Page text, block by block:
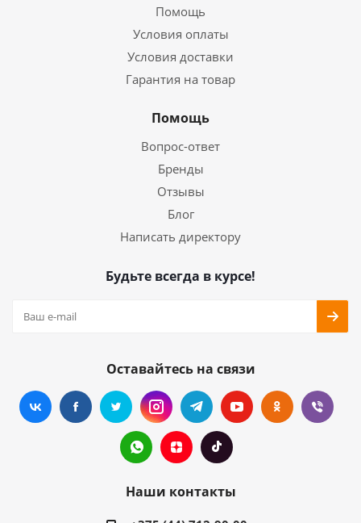
Помощь
Условия оплаты
Условия доставки
Гарантия на товар
Помощь
Вопрос-ответ
Бренды
Отзывы
Блог
Написать директору
Будьте всегда в курсе!
Оставайтесь на связи
Наши контакты